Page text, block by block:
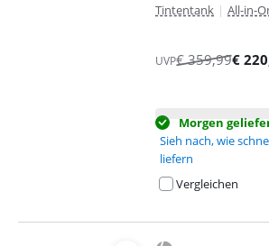
Tintentank | All-in-
UVP€359,99€
Morgen
Sieh nach, wie
liefern
Vergleichen